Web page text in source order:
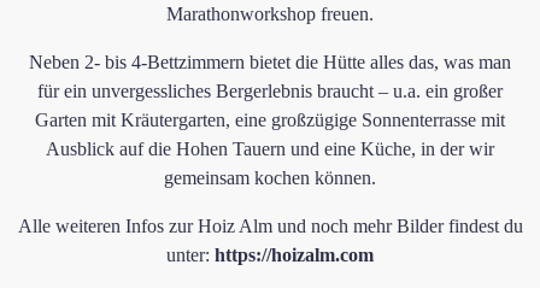
Marathonworkshop freuen.
Neben 2- bis 4-Bettzimmern bietet die Hütte alles das, was man
für ein unvergessliches Bergerlebnis braucht – u.a. ein großer
Garten mit Kräutergarten, eine großzügige Sonnenterrasse mit
Ausblick auf die Hohen Tauern und eine Küche, in der wir
gemeinsam kochen können.
Alle weiteren Infos zur Hoiz Alm und noch mehr Bilder findest du
unter: https://hoizalm.com